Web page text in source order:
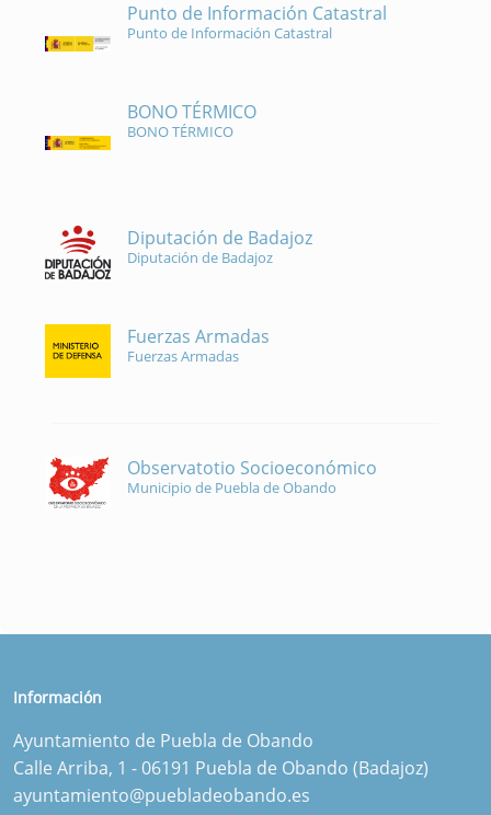
Punto de Información Catastral
Punto de Información Catastral
BONO TÉRMICO
BONO TÉRMICO
Diputación de Badajoz
Diputación de Badajoz
Fuerzas Armadas
Fuerzas Armadas
Observatotio Socioeconómico
Municipio de Puebla de Obando
Información
Ayuntamiento de Puebla de Obando
Calle Arriba, 1 - 06191 Puebla de Obando (Badajoz)
ayuntamiento@puebladeobando.es